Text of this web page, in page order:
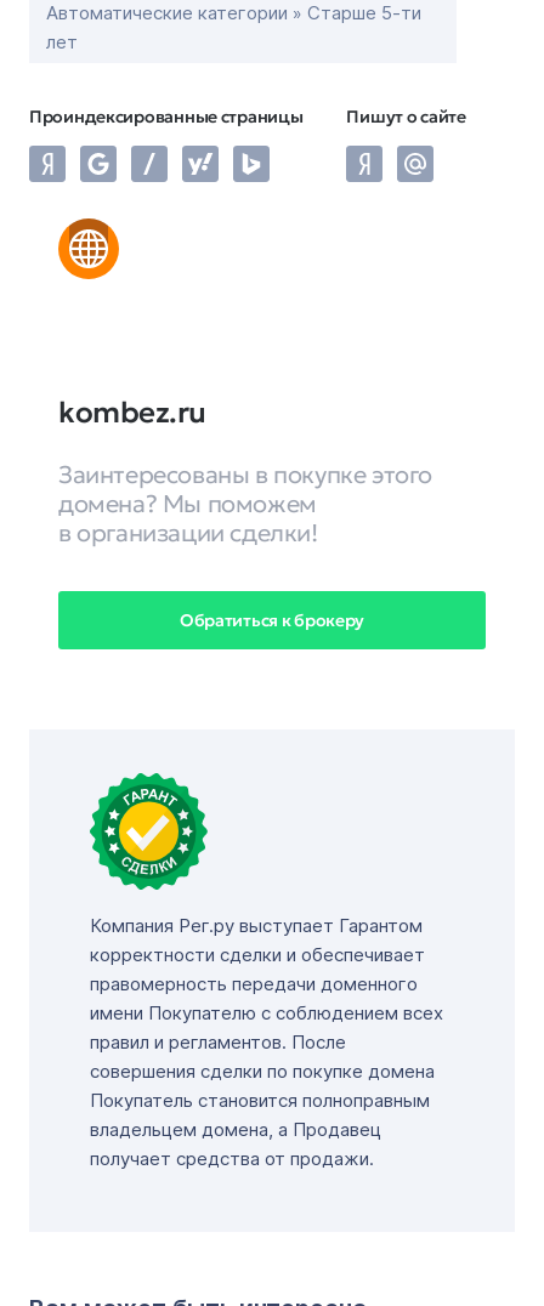
Автоматические категории » Старше 5-ти
лет
Проиндексированные страницы Пишут о сайте
kombez.ru
Заинтересованы в покупке этого
домена? Мы поможем
в организации сделки!
Обратиться к брокеру
Компания Рег.ру выступает Гарантом
корректности сделки и обеспечивает
правомерность передачи доменного
имени Покупателю с соблюдением всех
правил и регламентов. После
совершения сделки по покупке домена
Покупатель становится полноправным
владельцем домена, а Продавец
получает средства от продажи.